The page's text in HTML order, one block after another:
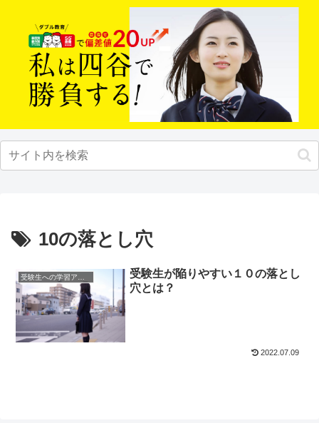
10の落とし穴
受験生が陥りやすい１０の落とし
穴とは？
2022.07.09